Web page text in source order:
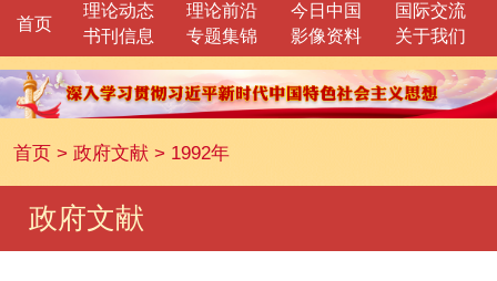
首页
理论动态 理论前沿 今日中国
国际交流
书刊信息
专题集锦 影像资料 关于我们
首页> 政府文献> 1992年
政府文献